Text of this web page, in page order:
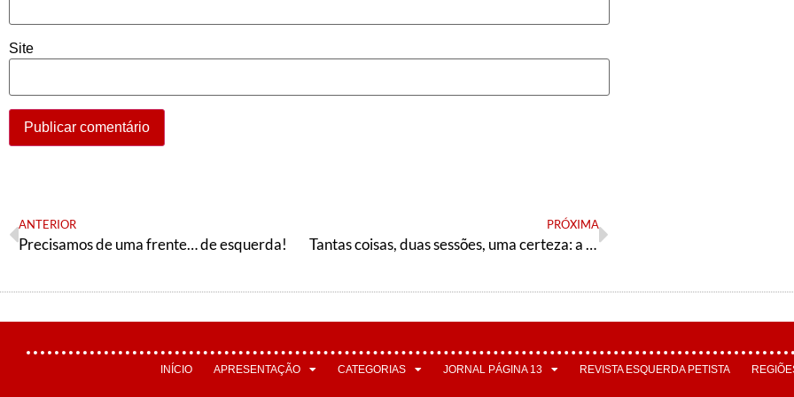
Site
ANTERIOR
Precisamos de uma frente… de esquerda!
PRÓXIMA
Tantas coisas, duas sessões, uma certeza: a China segue no controle
INÍCIO APRESENTAÇÃO CATEGORIAS JORNAL PÁGINA 13 REVISTA ESQUERDA PETISTA